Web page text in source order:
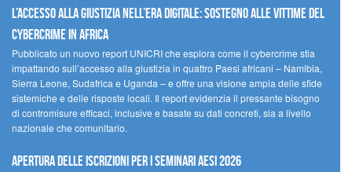
L’accesso alla giustizia nell’era digitale: sostegno alle vittime del
cybercrime in Africa
Pubblicato un nuovo report UNICRI che esplora come il cybercrime stia
impattando sull’accesso alla giustizia in quattro Paesi africani – Namibia,
Sierra Leone, Sudafrica e Uganda – e offre una visione ampia delle sfide
sistemiche e delle risposte locali. Il report evidenzia il pressante bisogno
di contromisure efficaci, inclusive e basate su dati concreti, sia a livello
nazionale che comunitario.
Apertura delle iscrizioni per i seminari AESI 2026